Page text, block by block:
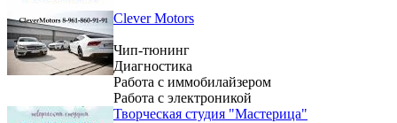
Clever Motors
Чип-тюнинг
Диагностика
Работа с иммобилайзером
Работа с электроникой
Творческая студия "Мастерица"